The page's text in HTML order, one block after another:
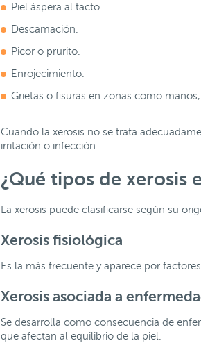
Piel áspera al tacto.
Descamación.
Picor o prurito.
Enrojecimiento.
Grietas o fisuras en zonas como
Cuando la xerosis no se trata
irritación o infección.
¿Qué tipos de xerosis
La xerosis puede clasificarse según su
Xerosis fisiológica
Es la más frecuente y aparece por
Xerosis asociada a
Se desarrolla como consecuencia de
que afectan al equilibrio de la piel.